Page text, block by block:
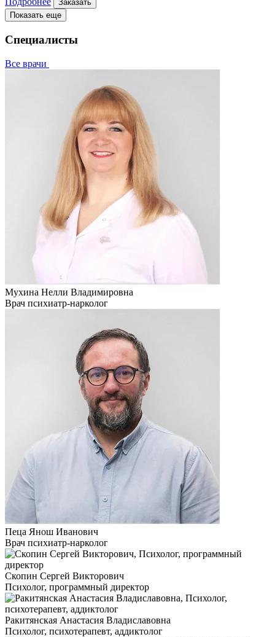
Заказать
Показать еще
Специалисты
Все врачи
Мухина Нелли Владимировна
Врач психиатр-нарколог
Пеца Янош Иванович
Врач психиатр-нарколог
Скопин Сергей Викторович
Психолог, программный директор
Ракитянская Анастасия Владиславовна
Психолог, психотерапевт, аддиктолог